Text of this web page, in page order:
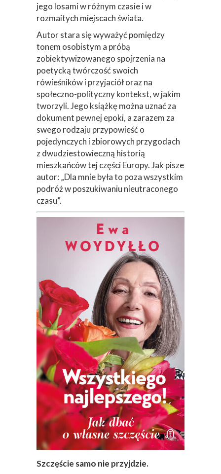
jego losami w różnym czasie i w
rozmaitych miejscach świata.
Autor stara się wyważyć pomiędzy
tonem osobistym a próbą
zobiektywizowanego spojrzenia na
poetycką twórczość swoich
rówieśników i przyjaciół oraz na
społeczno-polityczny kontekst, w jakim
tworzyli. Jego książkę można uznać za
dokument pewnej epoki, a zarazem za
swego rodzaju przypowieść o
pojedynczych i zbiorowych przygodach
z dwudziestowieczną historią
mieszkańców tej części Europy. Jak pisze
autor: „Dla mnie była to poza wszystkim
podróż w poszukiwaniu nieutraconego
czasu”.
Szczęście samo nie przyjdzie.